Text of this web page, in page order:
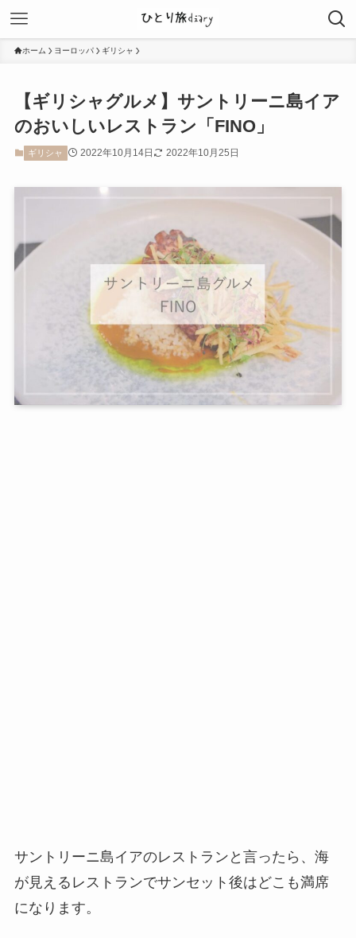
ホーム ヨーロッパ ギリシャ
【ギリシャグルメ】サントリーニ島イア
のおいしいレストラン「FINO」
ギリシャ 2022年10月14日 2022年10月25日
サントリーニ島イアのレストランと言ったら、海
が見えるレストランでサンセット後はどこも満席
になります。